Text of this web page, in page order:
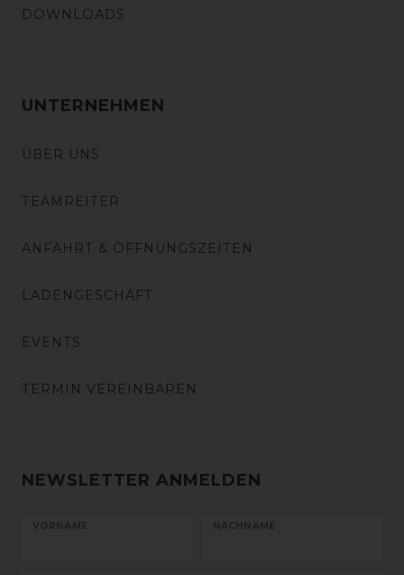
DOWNLOADS
UNTERNEHMEN
ÜBER UNS
TEAMREITER
ANFAHRT & ÖFFNUNGSZEITEN
LADENGESCHÄFT
EVENTS
TERMIN VEREINBAREN
NEWSLETTER ANMELDEN
VORNAME NACHNAME